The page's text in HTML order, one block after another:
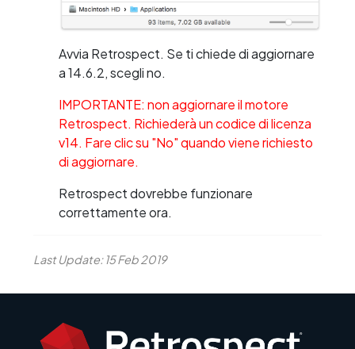
Avvia Retrospect. Se ti chiede di aggiornare
a 14.6.2, scegli no.
IMPORTANTE: non aggiornare il motore
Retrospect. Richiederà un codice di licenza
v14. Fare clic su "No" quando viene richiesto
di aggiornare.
Retrospect dovrebbe funzionare
correttamente ora.
Last Update: 15 Feb 2019